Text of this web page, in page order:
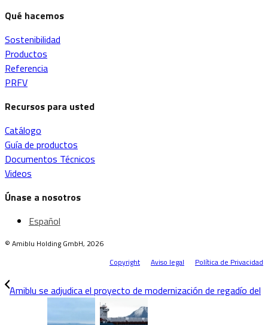
Qué hacemos
Sostenibilidad
Productos
Referencia
PRFV
Recursos para usted
Catálogo
Guía de productos
Documentos Técnicos
Videos
Únase a nosotros
Español
© Amiblu Holding GmbH, 2026
Copyright
Aviso legal Política de Privacidad
Amiblu se adjudica el proyecto de modernización de regadío del